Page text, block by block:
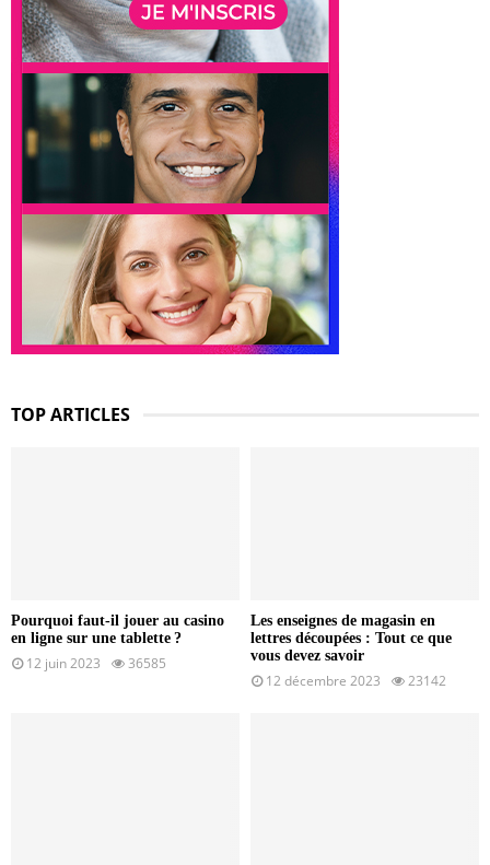
TOP ARTICLES
Pourquoi faut-il jouer au casino
en ligne sur une tablette ?
12 juin 2023 36585
Les enseignes de magasin en
lettres découpées : Tout ce que
vous devez savoir
12 décembre 2023 23142